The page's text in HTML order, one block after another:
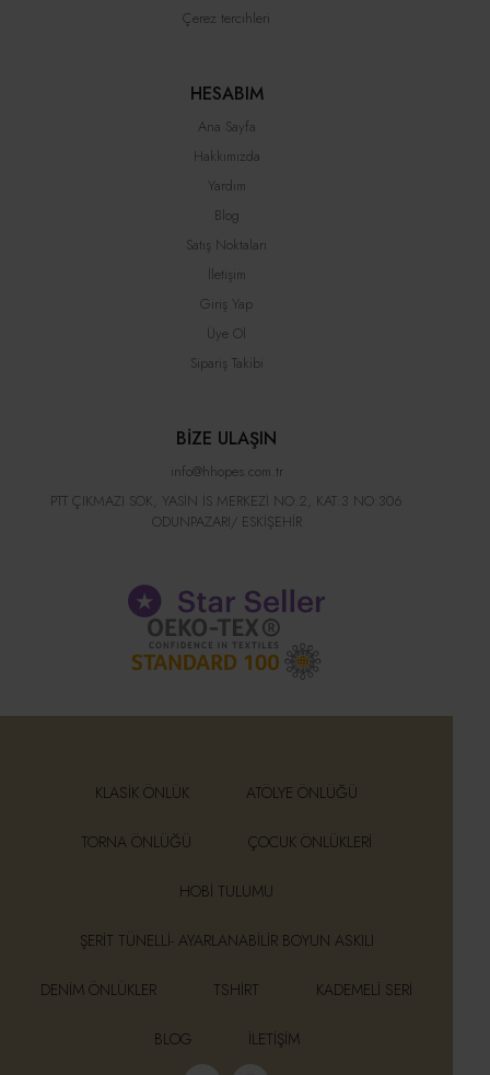
Çerez tercihleri
HESABIM
Ana Sayfa
Hakkımızda
Yardım
Blog
Satış Noktaları
İletişim
Giriş Yap
Üye Ol
Sipariş Takibi
BİZE ULAŞIN
info@hhopes.com.tr
PTT ÇIKMAZI SOK, YASİN İS MERKEZİ NO:2, KAT:3 NO:306
ODUNPAZARI/ ESKİŞEHİR
KLASIK ÖNLÜK ATÖLYE ÖNLÜĞÜ
TORNA ÖNLÜĞÜ ÇOCUK ÖNLÜKLERI
HOBI TULUMU
ŞERIT TÜNELLI- AYARLANABILIR BOYUN ASKILI
DENIM ÖNLÜKLER TSHIRT KADEMELI SERI
BLOG İLETIŞIM